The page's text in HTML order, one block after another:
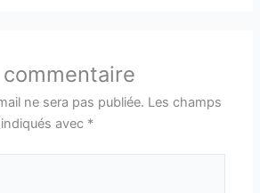
ne sera pas publiée. Les champs
avec *